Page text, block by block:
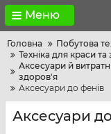
Меню
Головна
Побутова
Техніка для краси
Аксесуари й
здоров'я
Аксесуари до фенів
Аксесуари